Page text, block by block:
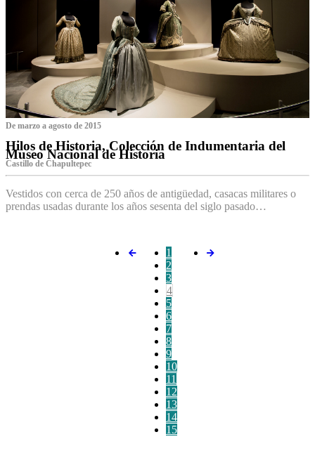
De marzo a agosto de 2015
Hilos de Historia, Colección de Indumentaria del
Museo Nacional de Historia
Castillo de Chapultepec
Vestidos con cerca de 250 años de antigüedad, casacas militares o
prendas usadas durante los años sesenta del siglo pasado…
1
2
3
4
5
6
7
8
9
10
11
12
13
14
15